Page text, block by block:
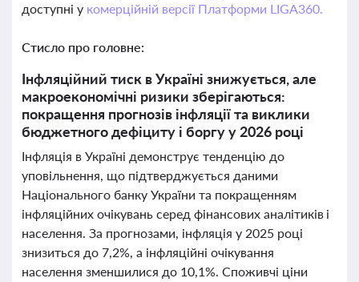
доступні у комерційній версії Платформи LIGA360.
Стисло про головне:
Інфляційний тиск в Україні знижується, але
макроекономічні ризики зберігаються:
покращення прогнозів інфляції та виклики
бюджетного дефіциту і боргу у 2026 році
Інфляція в Україні демонструє тенденцію до
уповільнення, що підтверджується даними
Національного банку України та покращенням
інфляційних очікувань серед фінансових аналітиків і
населення. За прогнозами, інфляція у 2025 році
знизиться до 7,2%, а інфляційні очікування
населення зменшилися до 10,1%. Споживчі ціни